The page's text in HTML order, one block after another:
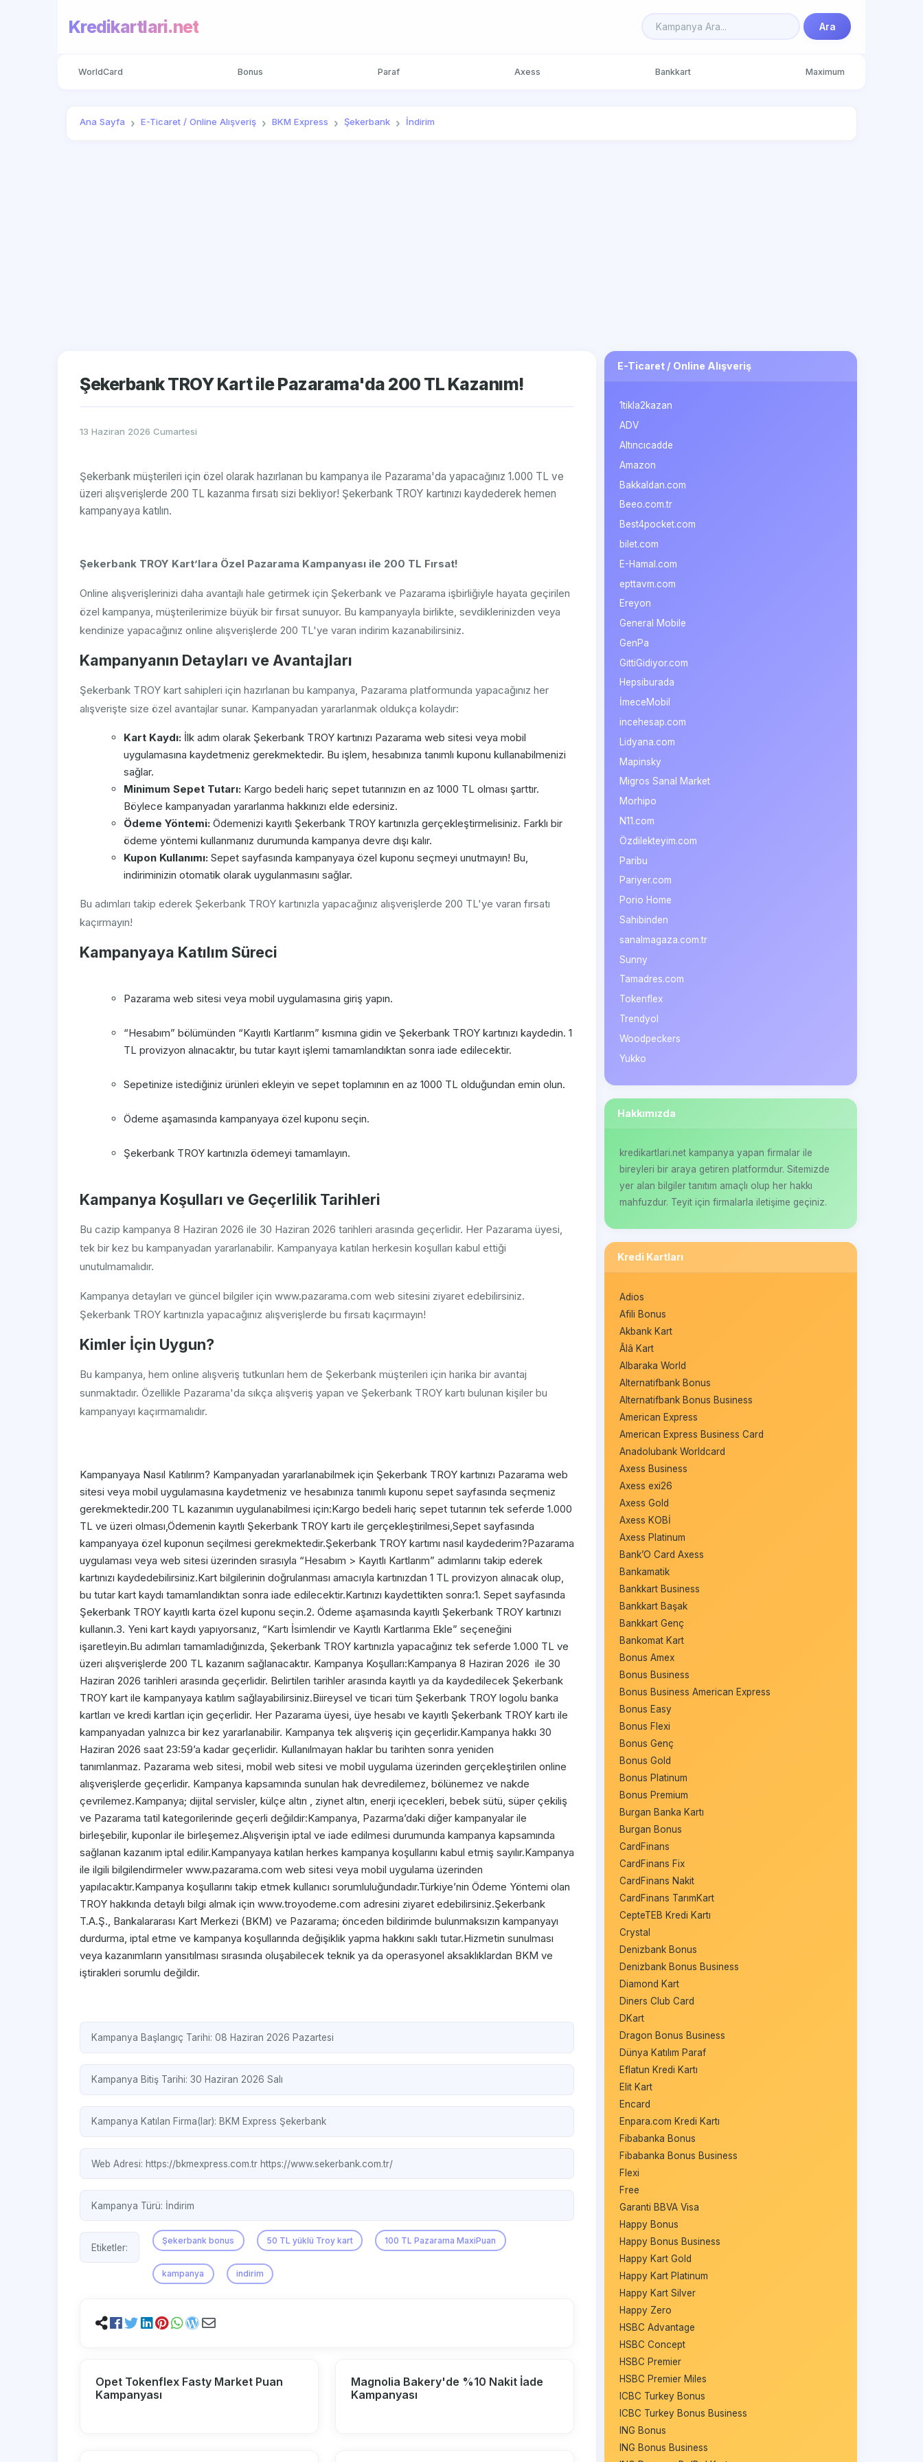
Kredikartlari.net Ara
WorldCard Bonus Paraf Axess Bankkart Maximum
Ana Sayfa E-Ticaret / Online Alışveriş BKM Express Şekerbank İndirim
Şekerbank TROY Kart ile Pazarama'da 200 TL Kazanım!
13 Haziran 2026 Cumartesi
Şekerbank müşterileri için özel olarak hazırlanan bu kampanya ile Pazarama'da yapacağınız 1.000 TL ve
üzeri alışverişlerde 200 TL kazanma fırsatı sizi bekliyor! Şekerbank TROY kartınızı kaydederek hemen
kampanyaya katılın.
Şekerbank TROY Kart’lara Özel Pazarama Kampanyası ile 200 TL Fırsat!
Online alışverişlerinizi daha avantajlı hale getirmek için Şekerbank ve Pazarama işbirliğiyle hayata geçirilen
özel kampanya, müşterilerimize büyük bir fırsat sunuyor. Bu kampanyayla birlikte, sevdiklerinizden veya
kendinize yapacağınız online alışverişlerde 200 TL'ye varan indirim kazanabilirsiniz.
Kampanyanın Detayları ve Avantajları
Şekerbank TROY kart sahipleri için hazırlanan bu kampanya, Pazarama platformunda yapacağınız her
alışverişte size özel avantajlar sunar. Kampanyadan yararlanmak oldukça kolaydır:
Kart Kaydı: İlk adım olarak Şekerbank TROY kartınızı Pazarama web sitesi veya mobil
uygulamasına kaydetmeniz gerekmektedir. Bu işlem, hesabınıza tanımlı kuponu kullanabilmenizi
sağlar.
Minimum Sepet Tutarı: Kargo bedeli hariç sepet tutarınızın en az 1000 TL olması şarttır.
Böylece kampanyadan yararlanma hakkınızı elde edersiniz.
Ödeme Yöntemi: Ödemenizi kayıtlı Şekerbank TROY kartınızla gerçekleştirmelisiniz. Farklı bir
ödeme yöntemi kullanmanız durumunda kampanya devre dışı kalır.
Kupon Kullanımı: Sepet sayfasında kampanyaya özel kuponu seçmeyi unutmayın! Bu,
indiriminizin otomatik olarak uygulanmasını sağlar.
Bu adımları takip ederek Şekerbank TROY kartınızla yapacağınız alışverişlerde 200 TL'ye varan fırsatı
kaçırmayın!
Kampanyaya Katılım Süreci
Pazarama web sitesi veya mobil uygulamasına giriş yapın.
“Hesabım” bölümünden “Kayıtlı Kartlarım” kısmına gidin ve Şekerbank TROY kartınızı kaydedin. 1
TL provizyon alınacaktır, bu tutar kayıt işlemi tamamlandıktan sonra iade edilecektir.
Sepetinize istediğiniz ürünleri ekleyin ve sepet toplamının en az 1000 TL olduğundan emin olun.
Ödeme aşamasında kampanyaya özel kuponu seçin.
Şekerbank TROY kartınızla ödemeyi tamamlayın.
Kampanya Koşulları ve Geçerlilik Tarihleri
Bu cazip kampanya 8 Haziran 2026 ile 30 Haziran 2026 tarihleri arasında geçerlidir. Her Pazarama üyesi,
tek bir kez bu kampanyadan yararlanabilir. Kampanyaya katılan herkesin koşulları kabul ettiği
unutulmamalıdır.
Kampanya detayları ve güncel bilgiler için www.pazarama.com web sitesini ziyaret edebilirsiniz.
Şekerbank TROY kartınızla yapacağınız alışverişlerde bu fırsatı kaçırmayın!
Kimler İçin Uygun?
Bu kampanya, hem online alışveriş tutkunları hem de Şekerbank müşterileri için harika bir avantaj
sunmaktadır. Özellikle Pazarama'da sıkça alışveriş yapan ve Şekerbank TROY kartı bulunan kişiler bu
kampanyayı kaçırmamalıdır.
Kampanyaya Nasıl Katılırım? Kampanyadan yararlanabilmek için Şekerbank TROY kartınızı Pazarama web
sitesi veya mobil uygulamasına kaydetmeniz ve hesabınıza tanımlı kuponu sepet sayfasında seçmeniz
gerekmektedir.200 TL kazanımın uygulanabilmesi için:Kargo bedeli hariç sepet tutarının tek seferde 1.000
TL ve üzeri olması,Ödemenin kayıtlı Şekerbank TROY kartı ile gerçekleştirilmesi,Sepet sayfasında
kampanyaya özel kuponun seçilmesi gerekmektedir.Şekerbank TROY kartımı nasıl kaydederim?Pazarama
uygulaması veya web sitesi üzerinden sırasıyla “Hesabım > Kayıtlı Kartlarım” adımlarını takip ederek
kartınızı kaydedebilirsiniz.Kart bilgilerinin doğrulanması amacıyla kartınızdan 1 TL provizyon alınacak olup,
bu tutar kart kaydı tamamlandıktan sonra iade edilecektir.Kartınızı kaydettikten sonra:1. Sepet sayfasında
Şekerbank TROY kayıtlı karta özel kuponu seçin.2. Ödeme aşamasında kayıtlı Şekerbank TROY kartınızı
kullanın.3. Yeni kart kaydı yapıyorsanız, “Kartı İsimlendir ve Kayıtlı Kartlarıma Ekle” seçeneğini
işaretleyin.Bu adımları tamamladığınızda, Şekerbank TROY kartınızla yapacağınız tek seferde 1.000 TL ve
üzeri alışverişlerde 200 TL kazanım sağlanacaktır. Kampanya Koşulları:Kampanya 8 Haziran 2026 ile 30
Haziran 2026 tarihleri arasında geçerlidir. Belirtilen tarihler arasında kayıtlı ya da kaydedilecek Şekerbank
TROY kart ile kampanyaya katılım sağlayabilirsiniz.Biireysel ve ticari tüm Şekerbank TROY logolu banka
kartları ve kredi kartları için geçerlidir. Her Pazarama üyesi, üye hesabı ve kayıtlı Şekerbank TROY kartı ile
kampanyadan yalnızca bir kez yararlanabilir. Kampanya tek alışveriş için geçerlidir.Kampanya hakkı 30
Haziran 2026 saat 23:59’a kadar geçerlidir. Kullanılmayan haklar bu tarihten sonra yeniden
tanımlanmaz. Pazarama web sitesi, mobil web sitesi ve mobil uygulama üzerinden gerçekleştirilen online
alışverişlerde geçerlidir. Kampanya kapsamında sunulan hak devredilemez, bölünemez ve nakde
çevrilemez.Kampanya; dijital servisler, külçe altın , ziynet altın, enerji içecekleri, bebek sütü, süper çekiliş
ve Pazarama tatil kategorilerinde geçerli değildir:Kampanya, Pazarma’daki diğer kampanyalar ile
birleşebilir, kuponlar ile birleşemez.Alışverişin iptal ve iade edilmesi durumunda kampanya kapsamında
sağlanan kazanım iptal edilir.Kampanyaya katılan herkes kampanya koşullarını kabul etmiş sayılır.Kampanya
ile ilgili bilgilendirmeler www.pazarama.com web sitesi veya mobil uygulama üzerinden
yapılacaktır.Kampanya koşullarını takip etmek kullanıcı sorumluluğundadır.Türkiye’nin Ödeme Yöntemi olan
TROY hakkında detaylı bilgi almak için www.troyodeme.com adresini ziyaret edebilirsiniz.Şekerbank
T.A.Ş., Bankalararası Kart Merkezi (BKM) ve Pazarama; önceden bildirimde bulunmaksızın kampanyayı
durdurma, iptal etme ve kampanya koşullarında değişiklik yapma hakkını saklı tutar.Hizmetin sunulması
veya kazanımların yansıtılması sırasında oluşabilecek teknik ya da operasyonel aksaklıklardan BKM ve
iştirakleri sorumlu değildir.
Kampanya Başlangıç Tarihi: 08 Haziran 2026 Pazartesi
Kampanya Bitiş Tarihi: 30 Haziran 2026 Salı
Kampanya Katılan Firma(lar): BKM Express Şekerbank
Web Adresi: https://bkmexpress.com.tr https://www.sekerbank.com.tr/
Kampanya Türü: İndirim
Etiketler:
Şekerbank bonus 50 TL yüklü Troy kart 100 TL Pazarama MaxiPuan
kampanya indirim
Opet Tokenflex Fasty Market Puan
Kampanyası
Magnolia Bakery'de %10 Nakit İade
Kampanyası
E-Ticaret / Online Alışveriş
1tikla2kazan
ADV
Altıncıcadde
Amazon
Bakkaldan.com
Beeo.com.tr
Best4pocket.com
bilet.com
E-Hamal.com
epttavm.com
Ereyon
General Mobile
GenPa
GittiGidiyor.com
Hepsiburada
İmeceMobil
incehesap.com
Lidyana.com
Mapinsky
Migros Sanal Market
Morhipo
N11.com
Özdilekteyim.com
Paribu
Pariyer.com
Porio Home
Sahibinden
sanalmagaza.com.tr
Sunny
Tamadres.com
Tokenflex
Trendyol
Woodpeckers
Yukko
Hakkımızda
kredikartlari.net kampanya yapan firmalar ile
bireyleri bir araya getiren platformdur. Sitemizde
yer alan bilgiler tanıtım amaçlı olup her hakkı
mahfuzdur. Teyit için firmalarla iletişime geçiniz.
Kredi Kartları
Adios
Afili Bonus
Akbank Kart
Âlâ Kart
Albaraka World
Alternatifbank Bonus
Alternatifbank Bonus Business
American Express
American Express Business Card
Anadolubank Worldcard
Axess Business
Axess exi26
Axess Gold
Axess KOBİ
Axess Platinum
Bank’O Card Axess
Bankamatik
Bankkart Business
Bankkart Başak
Bankkart Genç
Bankomat Kart
Bonus Amex
Bonus Business
Bonus Business American Express
Bonus Easy
Bonus Flexi
Bonus Genç
Bonus Gold
Bonus Platinum
Bonus Premium
Burgan Banka Kartı
Burgan Bonus
CardFinans
CardFinans Fix
CardFinans Nakit
CardFinans TarımKart
CepteTEB Kredi Kartı
Crystal
Denizbank Bonus
Denizbank Bonus Business
Diamond Kart
Diners Club Card
DKart
Dragon Bonus Business
Dünya Katılım Paraf
Eflatun Kredi Kartı
Elit Kart
Encard
Enpara.com Kredi Kartı
Fibabanka Bonus
Fibabanka Bonus Business
Flexi
Free
Garanti BBVA Visa
Happy Bonus
Happy Bonus Business
Happy Kart Gold
Happy Kart Platinum
Happy Kart Silver
Happy Zero
HSBC Advantage
HSBC Concept
HSBC Premier
HSBC Premier Miles
ICBC Turkey Bonus
ICBC Turkey Bonus Business
ING Bonus
ING Bonus Business